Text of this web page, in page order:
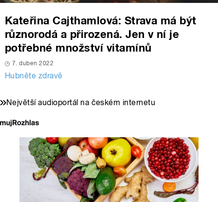
Kateřina Cajthamlová: Strava má být
různorodá a přirozená. Jen v ní je
potřebné množství vitamínů
7. duben 2022
Hubněte zdravě
Největší audioportál na českém internetu